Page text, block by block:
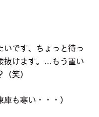
いです、ちょっと待っ
抜けます。…もう置い
笑）
庫も寒い・・・）